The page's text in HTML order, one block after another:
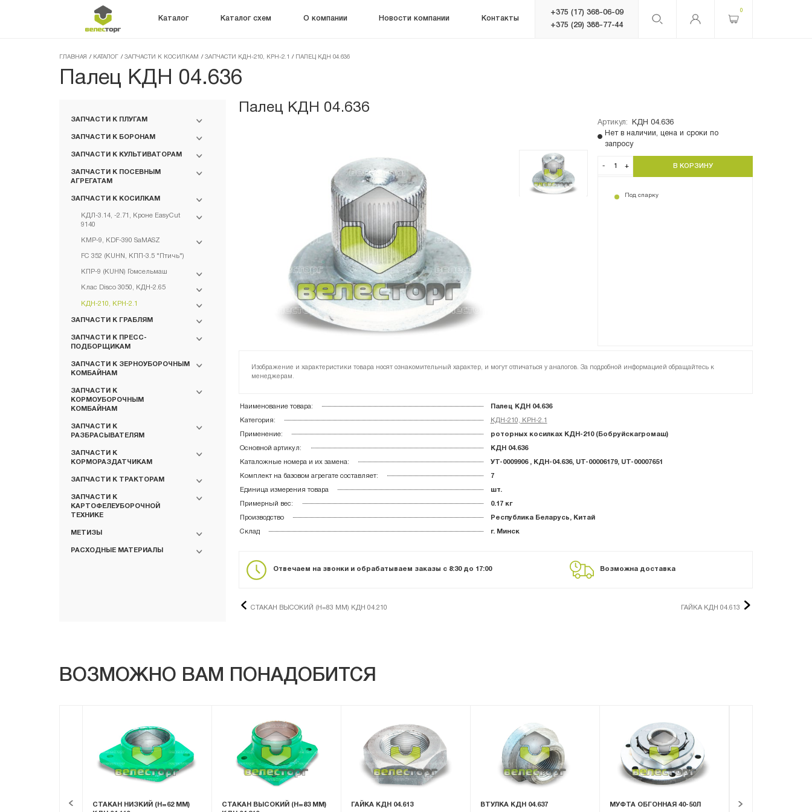
Каталог Каталог схем О компании Новости компании Контакты
+375 (17) 368-06-09
+375 (29) 388-77-44
0
ГЛАВНАЯ / КАТАЛОГ / ЗАПЧАСТИ К КОСИЛКАМ / ЗАПЧАСТИ КДН-210, КРН-2.1 / ПАЛЕЦ КДН 04.636
Палец КДН 04.636
ЗАПЧАСТИ К ПЛУГАМ
ЗАПЧАСТИ К БОРОНАМ
ЗАПЧАСТИ К КУЛЬТИВАТОРАМ
ЗАПЧАСТИ К ПОСЕВНЫМ
АГРЕГАТАМ
ЗАПЧАСТИ К КОСИЛКАМ
КДЛ-3.14, -2.71, Кроне EasyCut
9140
КМР-9, KDF-390 SaMASZ
FC 352 (KUHN, КПП-3.5 "Птичь")
КПР-9 (KUHN) Гомсельмаш
Клас Disco 3050, КДН-2.65
КДН-210, КРН-2.1
ЗАПЧАСТИ К ГРАБЛЯМ
ЗАПЧАСТИ К ПРЕСС-
ПОДБОРЩИКАМ
ЗАПЧАСТИ К ЗЕРНОУБОРОЧНЫМ
КОМБАЙНАМ
ЗАПЧАСТИ К
КОРМОУБОРОЧНЫМ
КОМБАЙНАМ
ЗАПЧАСТИ К
РАЗБРАСЫВАТЕЛЯМ
ЗАПЧАСТИ К
КОРМОРАЗДАТЧИКАМ
ЗАПЧАСТИ К ТРАКТОРАМ
ЗАПЧАСТИ К
КАРТОФЕЛЕУБОРОЧНОЙ
ТЕХНИКЕ
МЕТИЗЫ
РАСХОДНЫЕ МАТЕРИАЛЫ
Палец КДН 04.636
Артикул:
КДН 04.636
Нет в наличии, цена и сроки по
запросу
- +
Под спарку
Изображение и характеристики товара носят ознакомительный характер, и могут отличаться у аналогов. За подробной информацией обращайтесь к
менеджерам.
Наименование товара: Палец КДН 04.636
Категория: КДН-210, КРН-2.1
Применение: роторных косилках КДН-210 (Бобруйскагромаш)
Основной артикул: КДН 04.636
Каталожные номера и их замена: УТ-0009906 , КДН-04.636, UT-00006179, UT-00007651
Комплект на базовом агрегате составляет: 7
Единица измерения товара шт.
Примерный вес: 0.17 кг
Производство Республика Беларусь, Китай
Склад г. Минск
Отвечаем на звонки и обрабатываем заказы с 8:30 до 17:00 Возможна доставка
СТАКАН ВЫСОКИЙ (H=83 ММ) КДН 04.210 ГАЙКА КДН 04.613
ВОЗМОЖНО ВАМ ПОНАДОБИТСЯ
СТАКАН НИЗКИЙ (H=62 ММ)
СТАКАН ВЫСОКИЙ (H=83 ММ)
ГАЙКА КДН 04.613 ВТУЛКА КДН 04.637 МУФТА ОБГОННАЯ 40-50Л
ПРУЖИНА